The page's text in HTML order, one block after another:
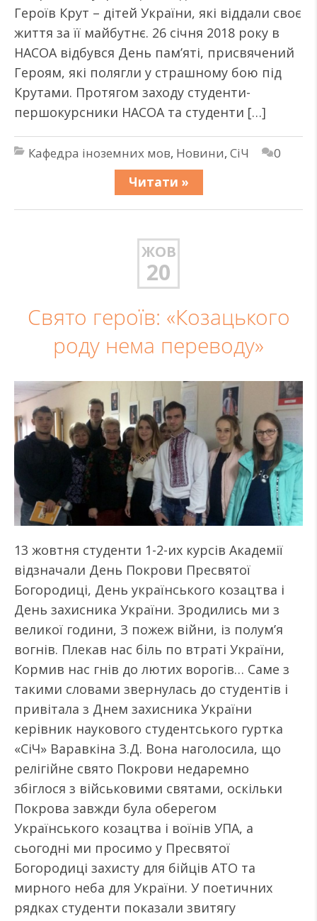
Героїв Крут – дітей України, які віддали своє
життя за її майбутнє. 26 січня 2018 року в
НАСОА відбувся День пам’яті, присвячений
Героям, які полягли у страшному бою під
Крутами. Протягом заходу студенти-
першокурсники НАСОА та студенти […]
Кафедра іноземних мов, Новини, СіЧ
0
Читати »
ЖОВ
20
Свято героїв: «Козацького
роду нема переводу»
13 жовтня студенти 1-2-их курсів Академії
відзначали День Покрови Пресвятої
Богородиці, День українського козацтва і
День захисника України. Зродились ми з
великої години, З пожеж війни, із полум’я
вогнів. Плекав нас біль по втраті України,
Кормив нас гнів до лютих ворогів… Саме з
такими словами звернулась до студентів і
привітала з Днем захисника України
керівник наукового студентського гуртка
«СіЧ» Варавкіна З.Д. Вона наголосила, що
релігійне свято Покрови недаремно
збіглося з військовими святами, оскільки
Покрова завжди була оберегом
Українського козацтва і воїнів УПА, а
сьогодні ми просимо у Пресвятої
Богородиці захисту для бійців АТО та
мирного неба для України. У поетичних
рядках студенти показали звитягу